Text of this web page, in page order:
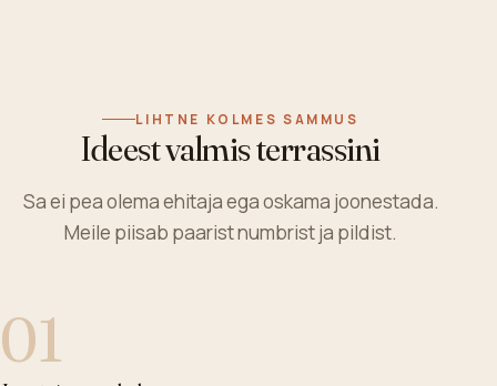
LIHTNE KOLMES SAMMUS
Ideest valmis terrassini
Sa ei pea olema ehitaja ega oskama joonestada.
Meile piisab paarist numbrist ja pildist.
01